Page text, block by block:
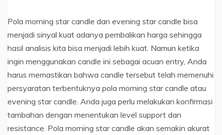
Pola morning star candle dan evening star candle bisa
menjadi sinyal kuat adanya pembalikan harga sehingga
hasil analisis kita bisa menjadi lebih kuat. Namun ketika
ingin menggunakan candle ini sebagai acuan entry, Anda
harus memastikan bahwa candle tersebut telah memenuhi
persyaratan terbentuknya pola morning star candle atau
evening star candle. Anda juga perlu melakukan konfirmasi
tambahan dengan menentukan level support dan
resistance. Pola morning star candle akan semakin akurat